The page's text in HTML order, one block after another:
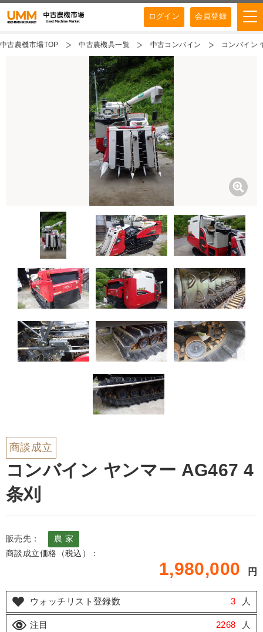
ログイン 会員登録
中古農機市場TOP 中古農機具一覧 中古コンバイン コンバイン
商談成立
コンバイン ヤンマー AG467 4
条刈
販売先：
農 家
商談成立価格（税込）：
1,980,000 円
ウォッチリスト登録数 3 人
注目 2268 人